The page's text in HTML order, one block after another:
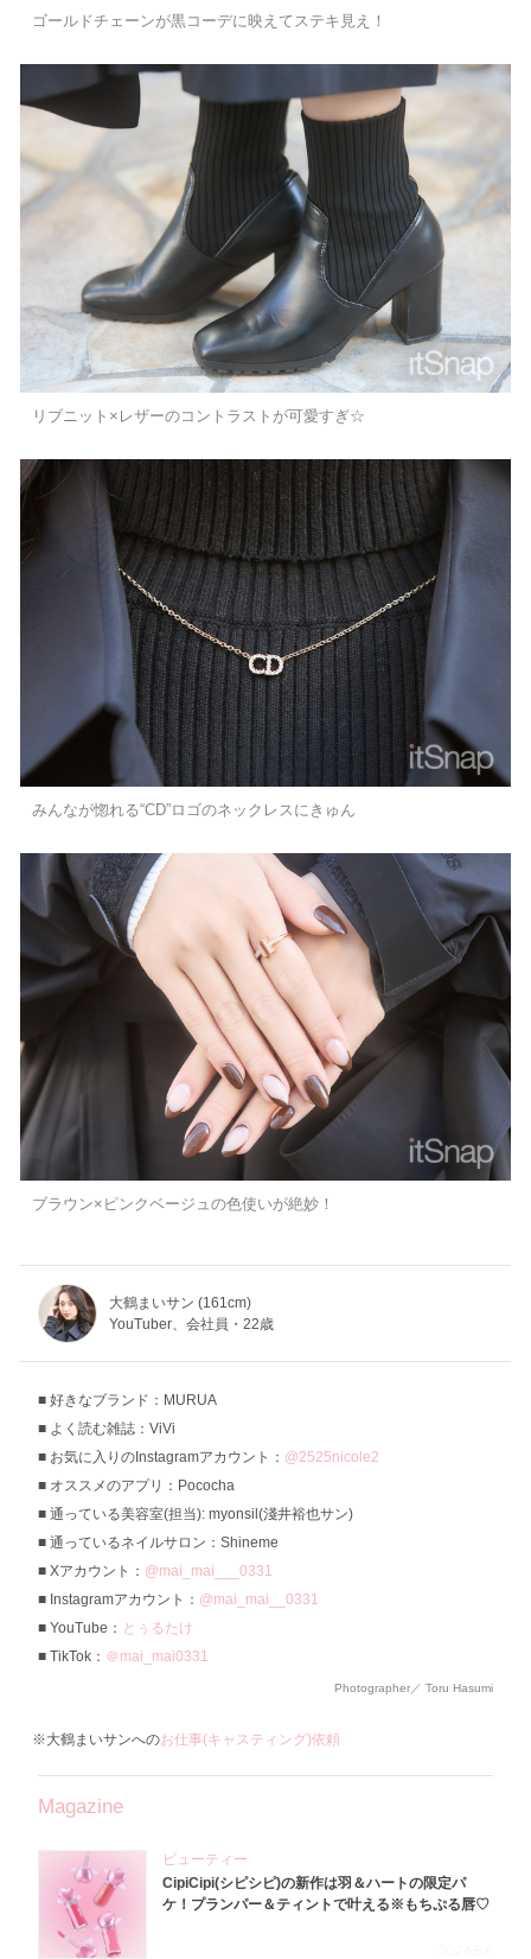
ゴールドチェーンが黒コーデに映えてステキ見え！
リブニット×レザーのコントラストが可愛すぎ☆
みんなが惚れる“CD”ロゴのネックレスにきゅん
ブラウン×ピンクベージュの色使いが絶妙！
大鶴まいサン (161cm)
YouTuber、会社員・22歳
好きなブランド：MURUA
よく読む雑誌：ViVi
お気に入りのInstagramアカウント： @2525nicole2
オススメのアプリ：Pococha
通っている美容室(担当): myonsil(淺井裕也サン)
通っているネイルサロン：Shineme
Xアカウント： @mai_mai___0331
Instagramアカウント： @mai_mai__0331
YouTube： とぅるたけ
TikTok： ＠mai_mai0331
Photographer／ Toru Hasumi
※大鶴まいサンへのお仕事(キャスティング)依頼
Magazine
ビューティー
CipiCipi(シピシピ)の新作は羽＆ハートの限定パ
ケ！プランパー＆ティントで叶える※もちぷる唇♡